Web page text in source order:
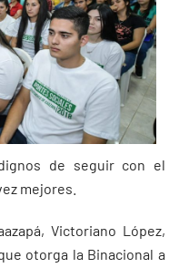
de seguir con el
mejores.
Victoriano López,
otorga la Binacional a